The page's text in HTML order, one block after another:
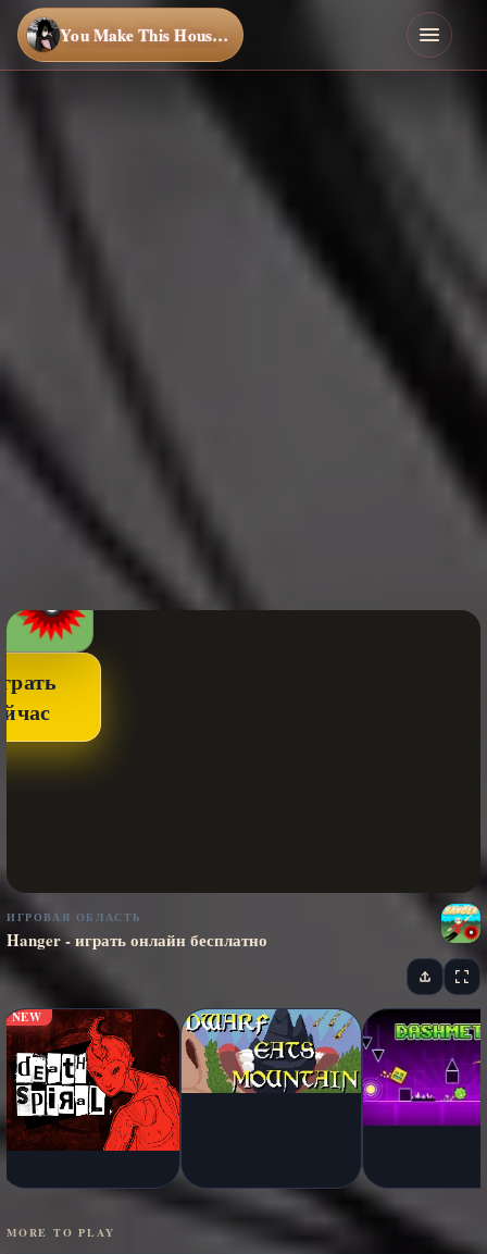
You Make This House a Home
ИГРОВАЯ ОБЛАСТЬ
Hanger - играть онлайн бесплатно
NEW
MORE TO PLAY